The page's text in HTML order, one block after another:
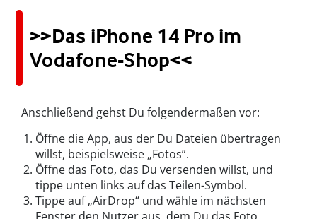
>>Das iPhone 14 Pro im
Vodafone-Shop<<
Anschließend gehst Du folgendermaßen vor:
Öffne die App, aus der Du Dateien übertragen
willst, beispielsweise „Fotos”.
Öffne das Foto, das Du versenden willst, und
tippe unten links auf das Teilen-Symbol.
Tippe auf „AirDrop“ und wähle im nächsten